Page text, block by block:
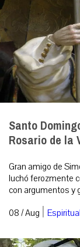
Santo
Rosario de la
Gran amigo de
luchó ferozmente
con argumentos y
08 / Aug |